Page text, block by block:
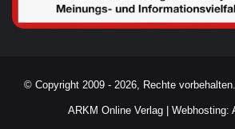
© Copyright 2009 - 2026, Rechte
ARKM Online Verlag Webhosting: